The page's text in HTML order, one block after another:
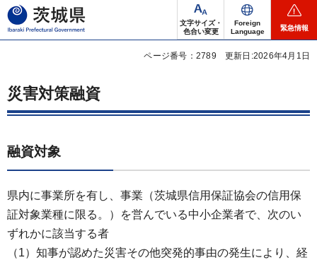
茨城県
文字サイズ・
色合い変更
Foreign
Language
緊急情報
ページ番号：2789 更新日:2026年4月1日
災害対策融資
融資対象
県内に事業所を有し、事業（茨城県信用保証協会の信用保
証対象業種に限る。）を営んでいる中小企業者で、次のい
ずれかに該当する者
（1）知事が認めた災害その他突発的事由の発生により、経